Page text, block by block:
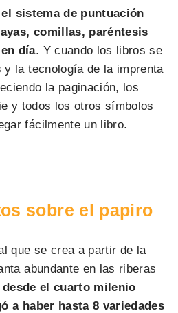
sistema de puntuación
comillas, paréntesis
día. Y cuando los libros se
y la tecnología de la imprenta
la paginación, los
y todos los otros símbolos
fácilmente un libro.
sobre el papiro
que se crea a partir de la
abundante en las riberas
el cuarto milenio
a haber hasta 8 variedades